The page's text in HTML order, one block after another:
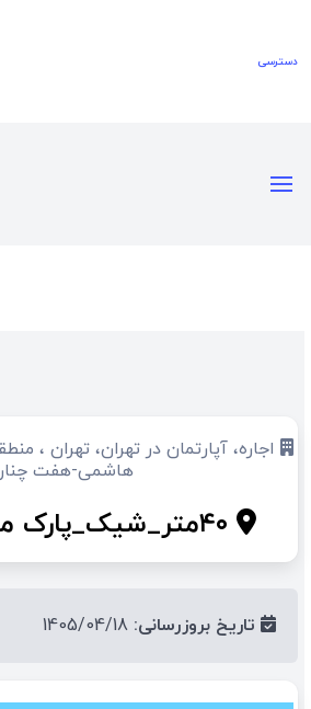
دسترسی‌
هاشمی-هفت چنار
تاریخ بروزرسانی: